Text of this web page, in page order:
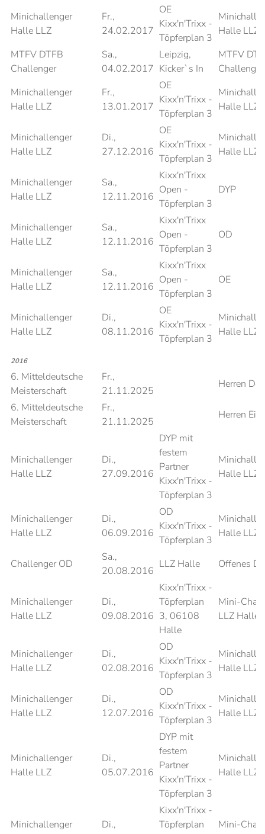
Minichallenger
Halle LLZ
Fr.,
24.02.2017
OE
Kixx'n'Trixx -
Töpferplan 3
Halle LLZ
MTFV DTFB
Challenger
Sa.,
04.02.2017
Leipzig,
Kicker`s In
MTFV
Challenger
Minichallenger
Halle LLZ
Fr.,
13.01.2017
OE
Kixx'n'Trixx -
Töpferplan 3
Halle LLZ
Minichallenger
Halle LLZ
Di.,
27.12.2016
OE
Kixx'n'Trixx -
Töpferplan 3
Halle LLZ
Minichallenger
Halle LLZ
Sa.,
12.11.2016
Kixx'n'Trixx
Open -
Töpferplan 3
DYP
Minichallenger
Halle LLZ
Sa.,
12.11.2016
Kixx'n'Trixx
Open -
Töpferplan 3
OD
Minichallenger
Halle LLZ
Sa.,
12.11.2016
Kixx'n'Trixx
Open -
Töpferplan 3
OE
Minichallenger
Halle LLZ
Di.,
08.11.2016
OE
Kixx'n'Trixx -
Töpferplan 3
Halle LLZ
2016
6. Mitteldeutsche
Meisterschaft
Fr.,
21.11.2025
Herren
6. Mitteldeutsche
Meisterschaft
Fr.,
21.11.2025
Herren
Minichallenger
Halle LLZ
Di.,
27.09.2016
DYP mit
festem
Partner
Kixx'n'Trixx -
Töpferplan 3
Halle LLZ
Minichallenger
Halle LLZ
Di.,
06.09.2016
OD
Kixx'n'Trixx -
Töpferplan 3
Halle LLZ
Challenger OD
Sa.,
20.08.2016
LLZ Halle Offenes
Minichallenger
Halle LLZ
Di.,
09.08.2016
Kixx'n'Trixx -
Töpferplan
3, 06108
Halle
Mini-
LLZ Halle
Minichallenger
Halle LLZ
Di.,
02.08.2016
OD
Kixx'n'Trixx -
Töpferplan 3
Halle LLZ
Minichallenger
Halle LLZ
Di.,
12.07.2016
OD
Kixx'n'Trixx -
Töpferplan 3
Halle LLZ
Minichallenger
Halle LLZ
Di.,
05.07.2016
DYP mit
festem
Partner
Kixx'n'Trixx -
Töpferplan 3
Halle LLZ
Minichallenger
Di.,
Kixx'n'Trixx -
Töpferplan
Mini-